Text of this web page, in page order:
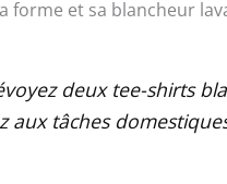
forme et sa blancheur
deux tee-shirts
aux tâches